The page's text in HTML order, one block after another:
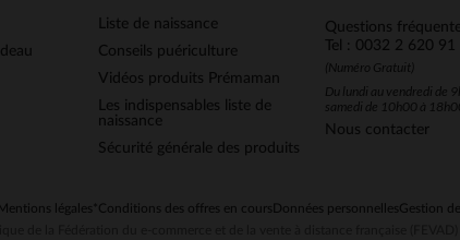
Liste de naissance
Conseils puériculture
Vidéos produits Prémaman
Les indispensables liste de
naissance
Sécurité générale des produits
Questions
Tel : 0032 2 620 91
(Numéro Gratuit)
Du lundi au vendredi de
samedi de 10h00 à
Nous contacter
légales *Conditions des offres en cours Données personnellesGestion